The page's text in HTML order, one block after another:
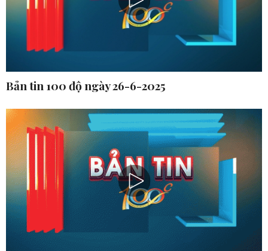
Bản tin 100 độ ngày 26-6-2025